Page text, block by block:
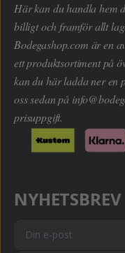
Här kan du handla hem
billigt och framför allt
Bodegashop.com är en
ett produktsortiment på
kan du här ladda ner en
oss sedan på
prisuppgift.
NYHETSBREV